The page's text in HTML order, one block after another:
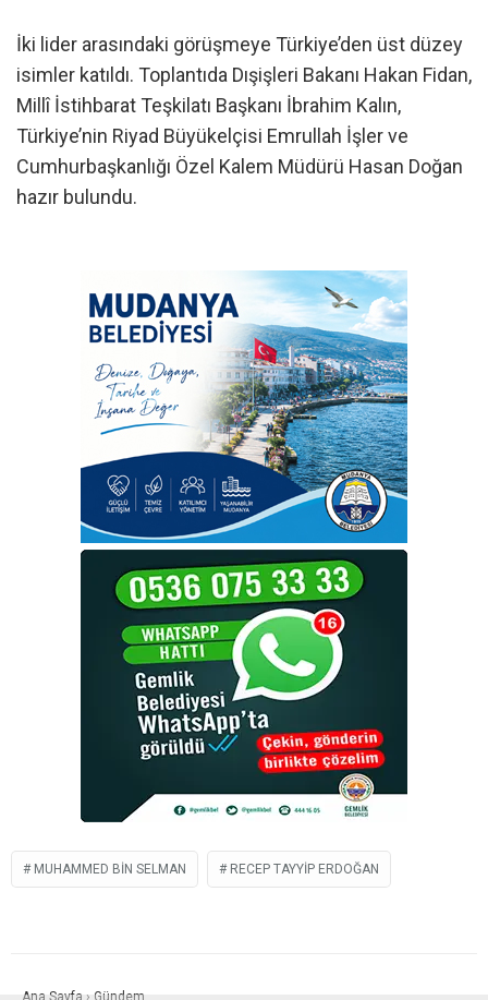
İki lider arasındaki görüşmeye Türkiye’den üst düzey
isimler katıldı. Toplantıda Dışişleri Bakanı Hakan Fidan,
Millî İstihbarat Teşkilatı Başkanı İbrahim Kalın,
Türkiye’nin Riyad Büyükelçisi Emrullah İşler ve
Cumhurbaşkanlığı Özel Kalem Müdürü Hasan Doğan
hazır bulundu.
MUHAMMED BIN SELMAN RECEP TAYYIP ERDOĞAN
Ana Sayfa › Gündem